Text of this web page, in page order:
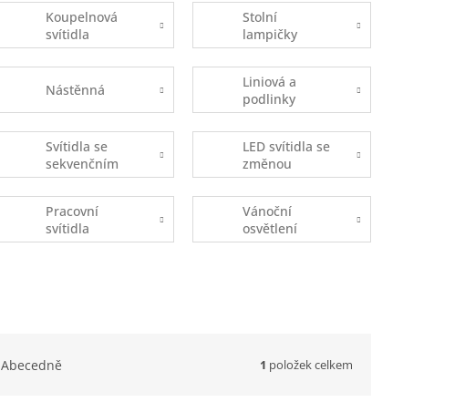
Koupelnová
svítidla
Stolní
lampičky
Nástěnná
Liniová a
podlinky
Svítidla se
sekvenčním
spínáním
(DOB)
LED svítidla se
změnou
teploty
chromatičnosti
Pracovní
svítidla
Vánoční
osvětlení
Abecedně 1 položek celkem